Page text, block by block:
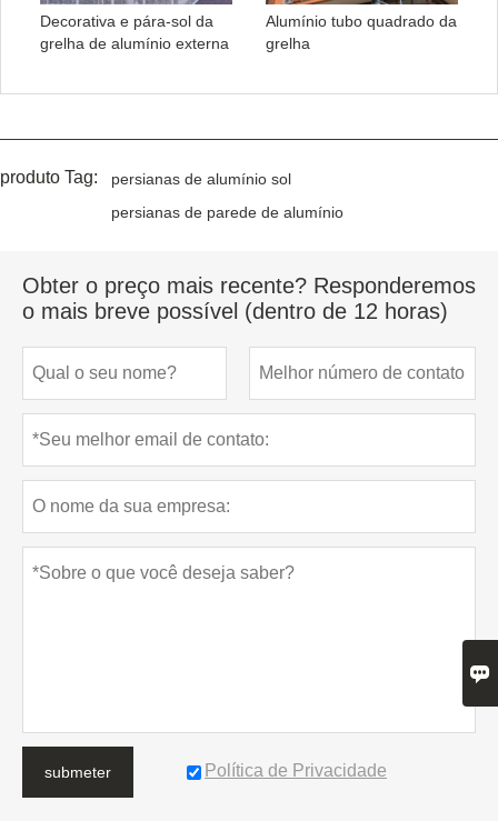
Decorativa e pára-sol da
grelha de alumínio externa
Alumínio tubo quadrado da
grelha
produto Tag:
persianas de alumínio sol
persianas de parede de alumínio
Obter o preço mais recente? Responderemos
o mais breve possível (dentro de 12 horas)
submeter Política de Privacidade
